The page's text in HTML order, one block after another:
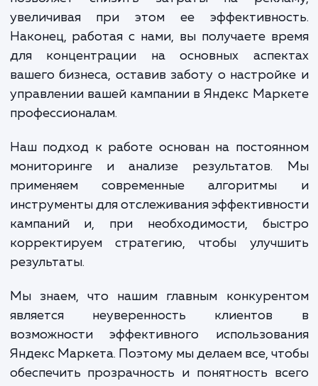
также конкурентное окружение. Это
нам грамотно настроить вашу
Яндекс Маркете, чтобы она была
эффективной и приносила вам
отдачу.
множество преимуществ. Прежде всего,
увеличение продаж и улучшение
ваших товаров среди конкурентов. Кроме
грамотная настройка Яндекс
позволяет снизить затраты на
увеличивая при этом ее
для концентрации на основных
вашего бизнеса, оставив заботу о
управлении вашей кампании в Яндекс
профессионалам.